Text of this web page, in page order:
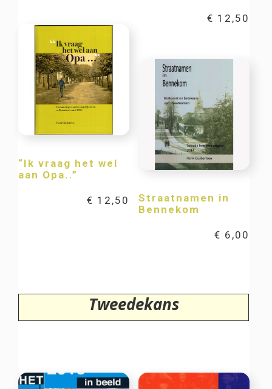
€ 12,50
“Ik vraag het wel
aan Opa..”
€ 12,50
Straatnamen in
Bennekom
€ 6,00
Tweedekans